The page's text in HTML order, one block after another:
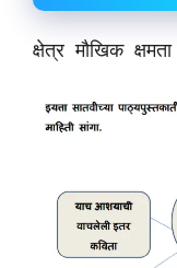
क्षेत्र मौखिक क्षमता